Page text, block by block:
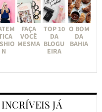
N
FAÇA
VOCÊ
MESMA
TOP 10
DA
BLOGU
EIRA
O BOM
DA
BAHIA
JÁ